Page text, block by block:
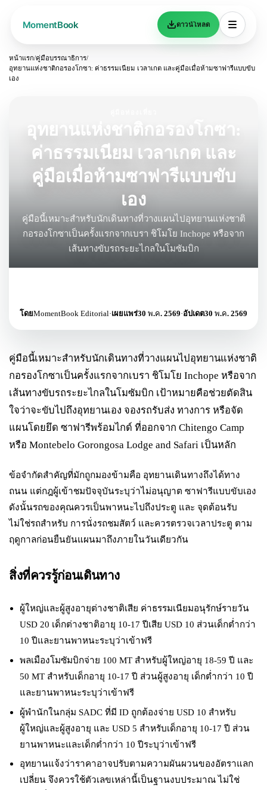
ดาวน์โหลด
หน้าแรก/คู่มือบรรณาธิการ/
อุทยานแห่งชาติกอรองโกซา: ค่าธรรมเนียม เวลาเกต และคู่มือเมื่อห้ามซาฟารีแบบขับ
เอง
อุทยานแห่งชาติกอรองโกซา:
ค่าธรรมเนียม เวลาเกต และ
คู่มือเมื่อห้ามซาฟารีแบบขับ
เอง
คู่มือนี้เหมาะสำหรับนักเดินทางที่วางแผนไปอุทยานแห่งชาติ
กอรองโกซาเป็นครั้งแรกจากเบรา ชิโมโย Inchope หรือจาก
เส้นทางขับรถระยะไกลในโมซัมบิก
โดยMomentBook Editorial·เผยแพร่30 พ.ค. 2569·อัปเดต30 พ.ค. 2569
คู่มือนี้เหมาะสำหรับนักเดินทางที่วางแผนไปอุทยานแห่งชาติ
กอรองโกซาเป็นครั้งแรกจากเบรา ชิโมโย Inchope หรือจาก
เส้นทางขับรถระยะไกลในโมซัมบิก เป้าหมายคือช่วยตัดสิน
ใจว่าจะขับไปถึงอุทยานเอง จองรถรับส่ง ทางการ หรือจัด
แผนโดยยึด ซาฟารีพร้อมไกด์ ที่ออกจาก Chitengo Camp
หรือ Montebelo Gorongosa Lodge and Safari เป็นหลัก
ข้อจำกัดสำคัญที่มักถูกมองข้ามคือ อุทยานเดินทางถึงได้ทาง
ถนน แต่กฎผู้เข้าชมปัจจุบันระบุว่าไม่อนุญาต ซาฟารีแบบขับเอง
ดังนั้นรถของคุณควรเป็นพาหนะไปถึงประตู และ จุดต้อนรับ
ไม่ใช่รถสำหรับ การนั่งรถชมสัตว์ และควรตรวจเวลาประตู ตาม
ฤดูกาลก่อนยืนยันแผนมาถึงภายในวันเดียวกัน
สิ่งที่ควรรู้ก่อนเดินทาง
ผู้ใหญ่และผู้สูงอายุต่างชาติเสีย ค่าธรรมเนียมอนุรักษ์รายวัน
USD 20 เด็กต่างชาติอายุ 10-17 ปีเสีย USD 10 ส่วนเด็กต่ำกว่า
10 ปีและยานพาหนะระบุว่าเข้าฟรี
พลเมืองโมซัมบิกจ่าย 100 MT สำหรับผู้ใหญ่อายุ 18-59 ปี และ
50 MT สำหรับเด็กอายุ 10-17 ปี ส่วนผู้สูงอายุ เด็กต่ำกว่า 10 ปี
และยานพาหนะระบุว่าเข้าฟรี
ผู้พำนักในกลุ่ม SADC ที่มี ID ถูกต้องจ่าย USD 10 สำหรับ
ผู้ใหญ่และผู้สูงอายุ และ USD 5 สำหรับเด็กอายุ 10-17 ปี ส่วน
ยานพาหนะและเด็กต่ำกว่า 10 ปีระบุว่าเข้าฟรี
อุทยานแจ้งว่าราคาอาจปรับตามความผันผวนของอัตราแลก
เปลี่ยน จึงควรใช้ตัวเลขเหล่านี้เป็นฐานงบประมาณ ไม่ใช่